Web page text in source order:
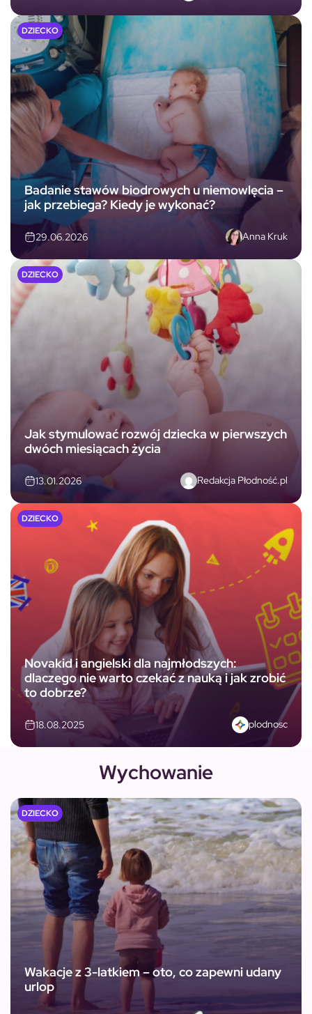
Zobacz więcej
Badanie stawów biodrowych u niemowlęcia –
jak przebiega? Kiedy je wykonać?
29.06.2026 Anna Kruk
DZIECKO
Jak stymulować rozwój dziecka w pierwszych
dwóch miesiącach życia
13.01.2026 Redakcja Płodność.pl
DZIECKO
Novakid i angielski dla najmłodszych:
dlaczego nie warto czekać z nauką i jak zrobić
to dobrze?
18.08.2025 plodnosc
DZIECKO
Wychowanie
Wakacje z 3-latkiem – oto, co zapewni udany
urlop
DZIECKO